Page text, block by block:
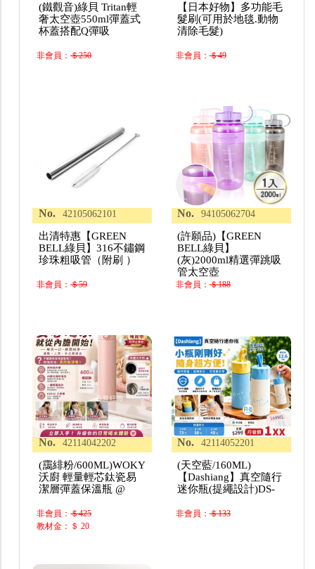
(鐵觀音)綠貝 Tritan輕
奢太空壺550ml彈蓋式
杯蓋搭配Q彈吸
非會員：＄250
【日本好物】多功能毛
髮刷(可用於地毯.動物
清除毛髮)
非會員：＄49
No. 42105062101
出清特惠【GREEN
BELL綠貝】316不鏽鋼
珍珠粗吸管（附刷 ）
非會員：＄59
No. 94105062704
(許願品)【GREEN
BELL綠貝】
(灰)2000ml精選彈跳吸
管太空壺
非會員：＄188
No. 42114042202
(靄緋粉/600ML)WOKY
沃廚 輕量輕芯鈦瓷易
潔層彈蓋保溫瓶 @
非會員：＄425
教材金：＄ 20
No. 42114052201
(天空藍/160ML)
【Dashiang】真空隨行
迷你瓶(提繩設計)DS-
非會員：＄133